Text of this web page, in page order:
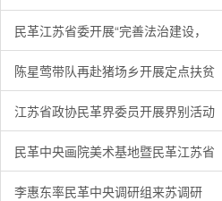
民革江苏省委开展“完善法治建设，
陈星莺带队再赴猪场乡开展定点扶贫
江苏省政协民革界委员开展界别活动
民革中央画院美术基地暨民革江苏省
李惠东率民革中央调研组来苏调研